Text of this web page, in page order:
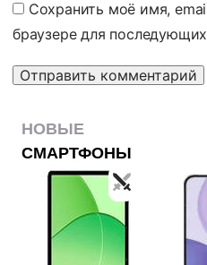
Сохранить моё имя,
браузере для
НОВЫЕ
СМАРТФОНЫ